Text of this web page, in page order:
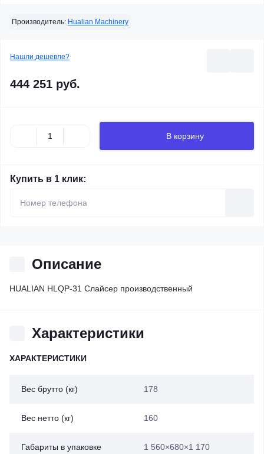
Производитель: Hualian Machinery
Нашли дешевле?
444 251 руб.
В корзину
Купить в 1 клик:
Описание
HUALIAN HLQP-31 Слайсер производственный
Характеристики
ХАРАКТЕРИСТИКИ
Вес брутто (кг) 178
Вес нетто (кг) 160
Габариты в упаковке
1 560×680×1 170